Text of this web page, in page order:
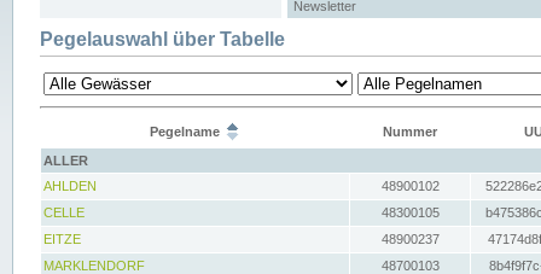
Newsletter
Pegelauswahl über Tabelle
Pegelname Nummer
ALLER
AHLDEN
48900102
CELLE
48300105
EITZE
48900237
MARKLENDORF
48700103